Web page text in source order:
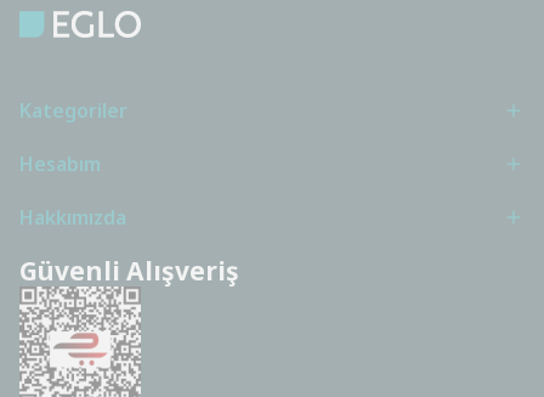
Kategoriler
Hesabım
Hakkımızda
Güvenli Alışveriş